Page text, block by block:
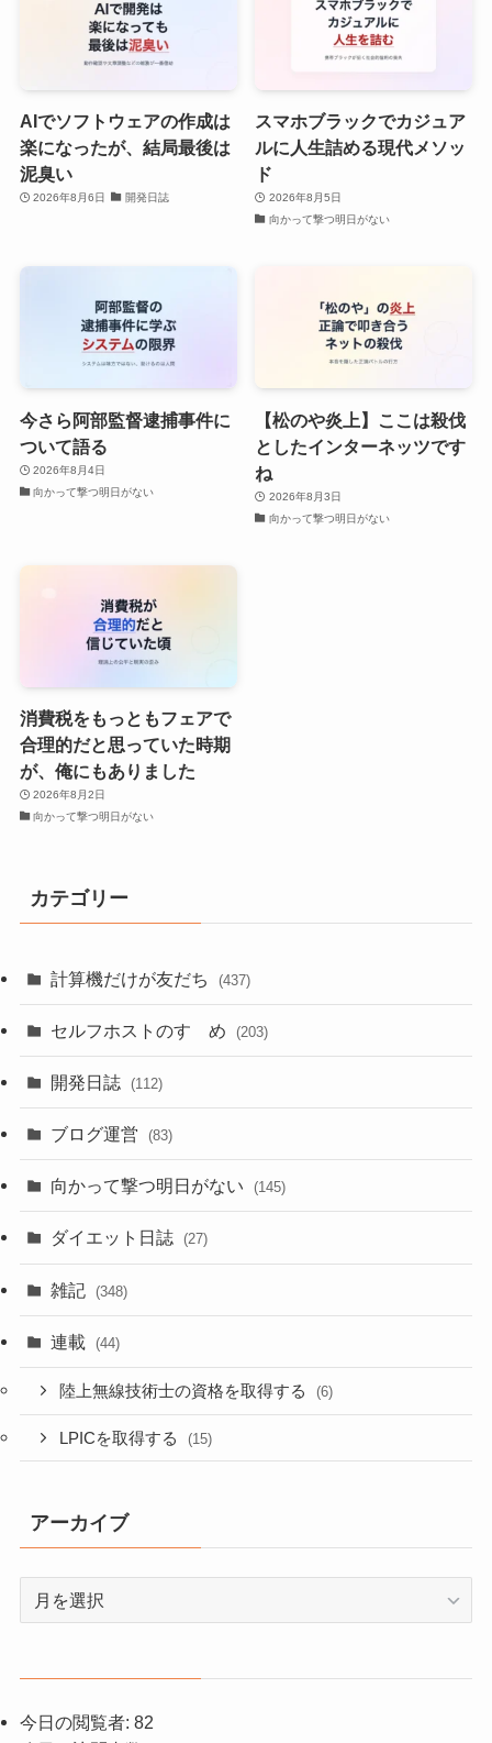
AIでソフトウェアの作成は
楽になったが、結局最後は
泥臭い
2026年8月6日 開発日誌
スマホブラックでカジュア
ルに人生詰める現代メソッ
ド
2026年8月5日
向かって撃つ明日がない
今さら阿部監督逮捕事件に
ついて語る
2026年8月4日
向かって撃つ明日がない
【松のや炎上】ここは殺伐
としたインターネッツです
ね
2026年8月3日
向かって撃つ明日がない
消費税をもっともフェアで
合理的だと思っていた時期
が、俺にもありました
2026年8月2日
向かって撃つ明日がない
カテゴリー
計算機だけが友だち (437)
セルフホストのすゝめ (203)
開発日誌 (112)
ブログ運営 (83)
向かって撃つ明日がない (145)
ダイエット日誌 (27)
雑記 (348)
連載 (44)
陸上無線技術士の資格を取得する (6)
LPICを取得する (15)
アーカイブ
今日の閲覧者: 82